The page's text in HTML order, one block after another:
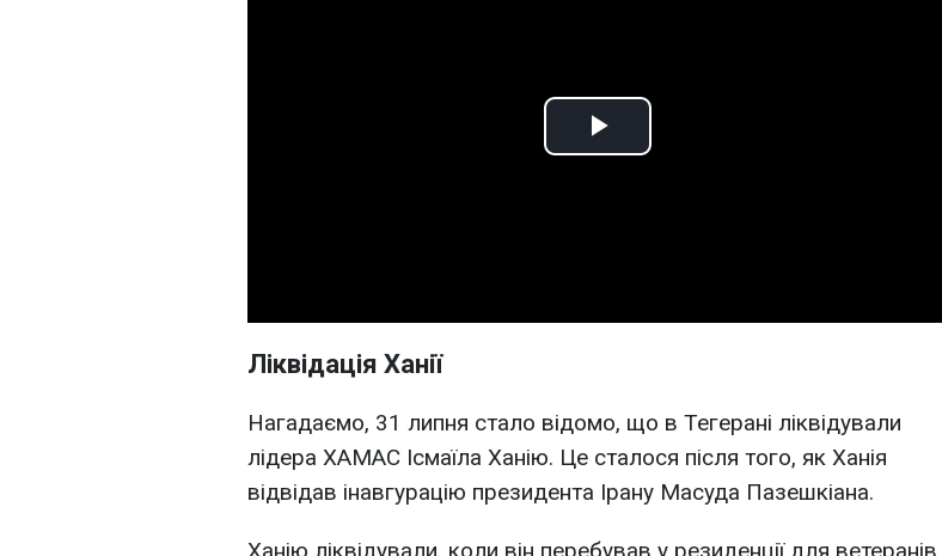
Play
Ліквідація Ханії
Нагадаємо, 31 липня стало відомо, що в Тегерані ліквідували
лідера ХАМАС Ісмаїла Ханію. Це сталося після того, як Ханія
відвідав інавгурацію президента Ірану Масуда Пазешкіана.